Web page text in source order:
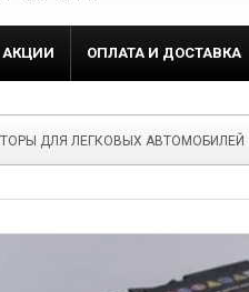
АКЦИИ ОПЛАТА И ДОСТАВКА
ДЛЯ ЛЕГКОВЫХ АВТОМОБИЛЕЙ